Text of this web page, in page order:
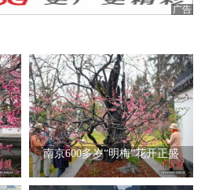
广告
南京600多岁“明梅”花开正盛